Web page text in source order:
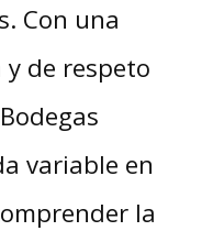
Con una
de respeto
variable en
la